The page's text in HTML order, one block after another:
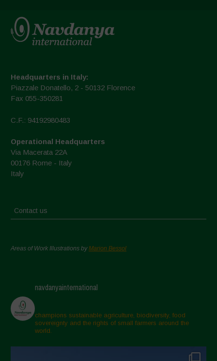
Headquarters in Italy:
Piazzale Donatello, 2 - 50132 Florence
Fax 055-350281
C.F.: 94192980483
Operational Headquarters
Via Macerata 22A
00176 Rome - Italy
Italy
Contact us
Areas of Work Illustrations byMarion Bessol
navdanyainternational
champions sustainable agriculture, biodiversity, food
sovereignty and the rights of small farmers around the
world.